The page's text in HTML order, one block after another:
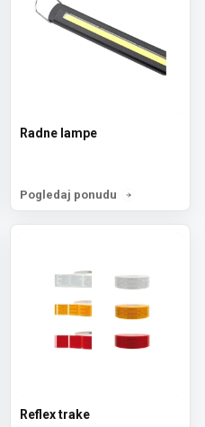
Radne lampe
Pogledaj ponudu
Reflex trake